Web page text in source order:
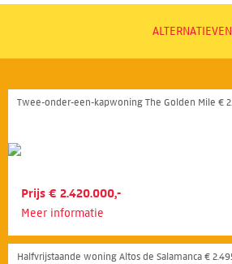
ALTERNATIEVEN
Twee-onder-een-kapwoning The Golden Mile €
Prijs € 2.420.000,-
Meer informatie
Halfvrijstaande woning Altos de Salamanca €